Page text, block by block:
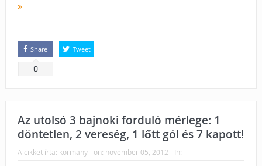
Share
0
Tweet
Az utolsó 3 bajnoki forduló mérlege: 1
döntetlen, 2 vereség, 1 lőtt gól és 7 kapott!
A cikket írta: kormany on: november 05, 2012 In: